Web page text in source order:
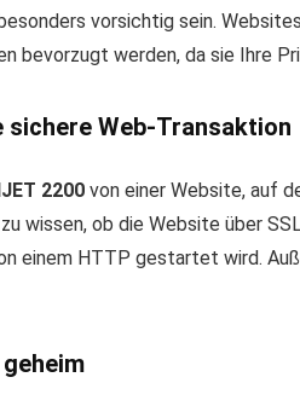
vorsichtig sein.
bevorzugt werden, da sie Ihre
sichere Web-Transaktion
2200 von einer Website, auf
wissen, ob die Website über
einem HTTP gestartet wird.